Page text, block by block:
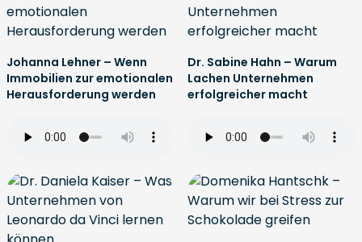
Johanna Lehner – Wenn
Immobilien zur emotionalen
Herausforderung werden
Dr. Sabine Hahn – Warum
Lachen Unternehmen
erfolgreicher macht